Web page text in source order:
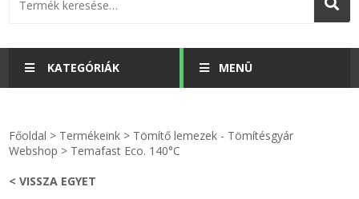
KATEGÓRIÁK
KULCSTARTÓ - KULCSKARIKA
MENÜ
Főoldal > Termékeink > Tömítő lemezek - Tömítésgyár
Webshop > Temafast Eco. 140°C
< VISSZA EGYET